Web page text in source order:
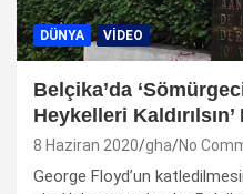
DÜNYA VIDEO
Belçika’da
Heykelleri
8 Haziran 2020 gha No
George Floyd’un